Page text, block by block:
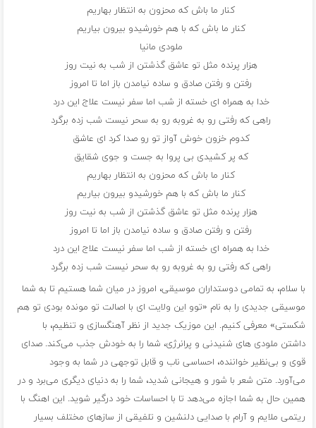
کنار ما باش که محزون به انتظار بهاریم
کنار ما باش که با هم خورشیدو بیرون بیاریم
ملودی مانیا
هزار پرنده مثل تو عاشق گذشتن از شب به نیت روز
رفتن و رفتن صادق و ساده نیامدن باز اما تا امروز
خدا به همراه ای خسته از شب اما سفر نیست علاج این درد
راهی که رفتی رو به غروبه رو به سحر نیست شب زده برگرد
کدوم خزون خوش آواز تو رو صدا کرد ای عاشق
که پر کشیدی بی پروا به جست و جوی شقایق
کنار ما باش که محزون به انتظار بهاریم
کنار ما باش که با هم خورشیدو بیرون بیاریم
هزار پرنده مثل تو عاشق گذشتن از شب به نیت روز
رفتن و رفتن صادق و ساده نیامدن باز اما تا امروز
خدا به همراه ای خسته از شب اما سفر نیست علاج این درد
راهی که رفتی رو به غروبه رو به سحر نیست شب زده برگرد
با سلام، به تمامی دوستداران موسیقی، امروز در میان شما هستیم تا به شما
موسیقی جدیدی را به نام «توو این ولایت ای با اصالت تو مونده بودی تو هم
شکستی» معرفی کنیم. این موزیک جدید از نظر آهنگسازی و تنظیم، با
داشتن ملودی های شنیدنی و پرانرژی، شما را به خودش جذب می‌کند. صدای
قوی و بی‌نظیر خواننده، احساسی ناب و قابل توجهی در شما به وجود
می‌آورد. متن شعر با شور و هیجانی شدید، شما را به دنیای دیگری می‌برد و در
همین حال به شما اجازه می‌دهد تا با احساسات خود درگیر شوید. این اهنگ با
ریتمی ملایم و آرام با صدایی دلنشین و تلفیقی از سازهای مختلف بسیار